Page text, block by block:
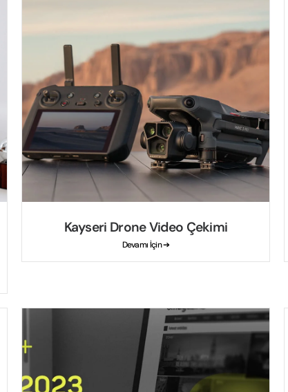
Kayseri Drone Video Çekimi
Devamı İçin ➔